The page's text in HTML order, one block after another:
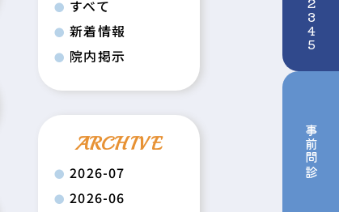
すべて
新着情報
院内掲示
ARCHIVE
2026-07
2026-06
事前問診